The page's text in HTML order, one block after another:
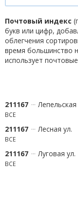
Почтовый индекс
букв или цифр,
облегчения
время большинство
использует
211167 Лепельская
ВСЕ
211167 Лесная ул.
ВСЕ
211167 Луговая ул.
ВСЕ